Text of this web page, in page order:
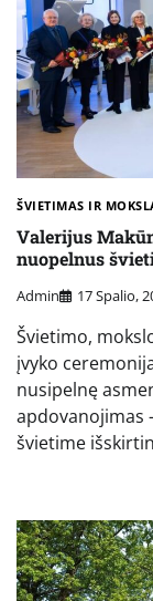
ŠVIETIMAS IR
Valerijus
nuopelnus
Admin 17 Spalio,
Švietimo,
įvyko
nusipelnę
apdovanojimas
švietime